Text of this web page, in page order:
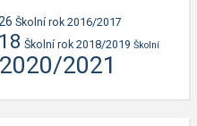
Školní rok 2016/2017
Školní rok 2018/2019 Školní
2021